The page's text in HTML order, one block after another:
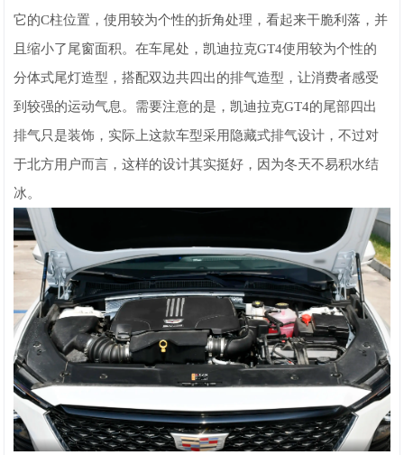
它的C柱位置，使用较为个性的折角处理，看起来干脆利落，并
且缩小了尾窗面积。在车尾处，凯迪拉克GT4使用较为个性的
分体式尾灯造型，搭配双边共四出的排气造型，让消费者感受
到较强的运动气息。需要注意的是，凯迪拉克GT4的尾部四出
排气只是装饰，实际上这款车型采用隐藏式排气设计，不过对
于北方用户而言，这样的设计其实挺好，因为冬天不易积水结
冰。